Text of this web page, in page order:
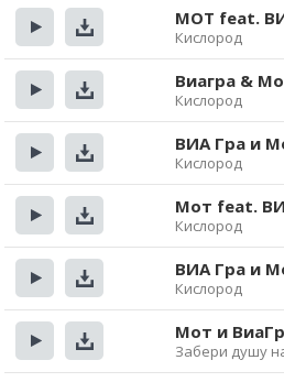
Прослушать
Скачать
MOT feat.
Кислород
Прослушать
Скачать
Виагра &
Кислород
Прослушать
Скачать
ВИА Гра и
Кислород
Прослушать
Скачать
Мот feat.
Кислород
Прослушать
Скачать
ВИА Гра и
Кислород
Прослушать
Скачать
Мот и
Забери душу